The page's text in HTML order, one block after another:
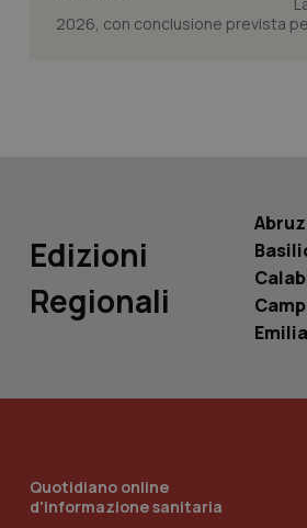
2026, con conclusione prevista
Edizioni
Regionali
Quotidiano online
d'informazione sanitaria